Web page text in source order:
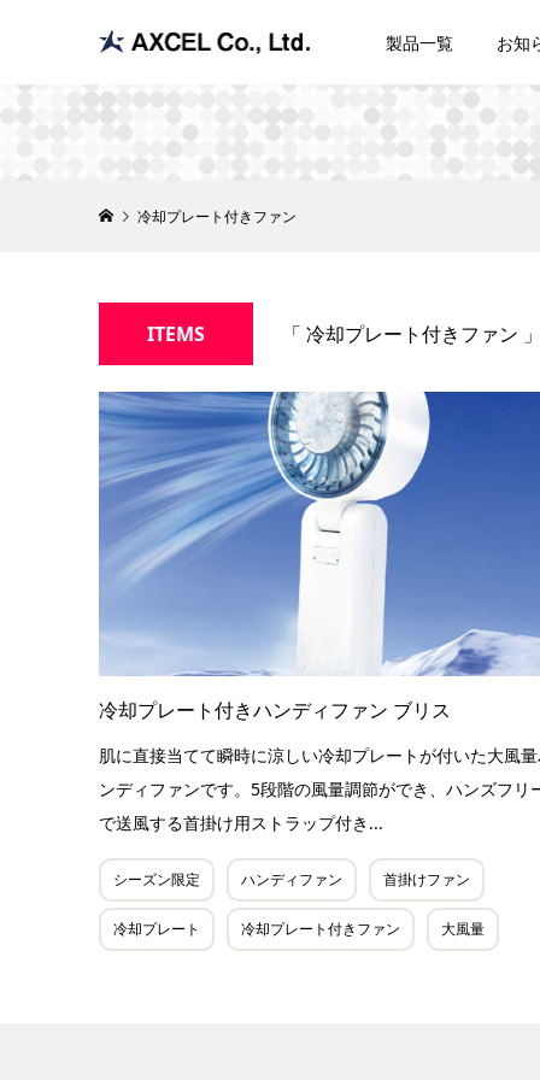
製品一覧 お知
冷却プレート付きファン
ITEMS 「 冷却プレート付きファン
冷却プレート付きハンディファン ブリス
肌に直接当てて瞬時に涼しい冷却プレートが付いた大風
ンディファンです。5段階の風量調節ができ、ハンズフリ
で送風する首掛け用ストラップ付き...
シーズン限定 ハンディファン 首掛けファン
冷却プレート 冷却プレート付きファン 大風量